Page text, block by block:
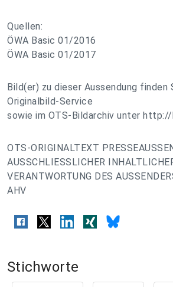
Quellen:
ÖWA Basic 01/2016
ÖWA Basic 01/2017
Bild(er) zu dieser Aussendung finden
Originalbild-Service
sowie im OTS-Bildarchiv unter
OTS-ORIGINALTEXT
AUSSCHLIESSLICHER
VERANTWORTUNG DES
AHV
Stichworte